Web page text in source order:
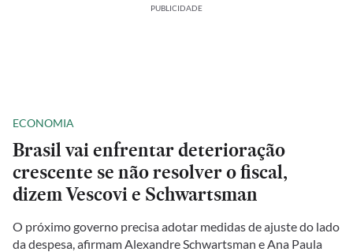
PUBLICIDADE
ECONOMIA
Brasil vai enfrentar deterioração
crescente se não resolver o fiscal,
dizem Vescovi e Schwartsman
O próximo governo precisa adotar medidas de ajuste do lado
da despesa, afirmam Alexandre Schwartsman e Ana Paula